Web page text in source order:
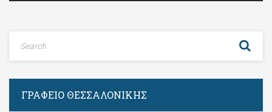
ΓΡΑΦΕΊΟ ΘΕΣΣΑΛΟΝΊΚΗΣ